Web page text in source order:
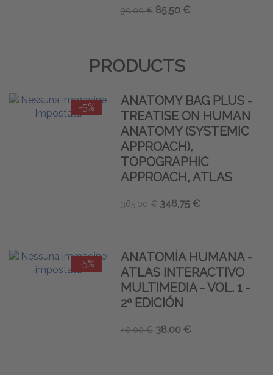
90,00 € 85,50 €
PRODUCTS
-5%
ANATOMY BAG PLUS -
TREATISE ON HUMAN
ANATOMY (SYSTEMIC
APPROACH),
TOPOGRAPHIC
APPROACH, ATLAS
365,00 € 346,75 €
-5%
ANATOMÍA HUMANA -
ATLAS INTERACTIVO
MULTIMEDIA - VOL. 1 -
2ª EDICIÓN
40,00 € 38,00 €